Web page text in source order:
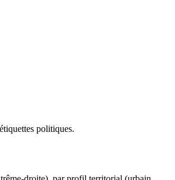
politiques.